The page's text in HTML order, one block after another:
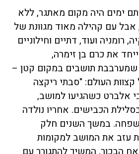
ימים היה מקום מאתגר, ללא
אבל עם קהילה מאוד מגוונת של
רומניה ועוד, דתיים וחילוניים
את כרם בן זימרה,
שמערבבת תושבים במקום קטן –
קצוות העולם: "סבתי ריקצה
אלברט כשהגיעו למושב,
הכבישים. אחריו נולדה
במשך השנים חלק
עזב את המושב למקומות